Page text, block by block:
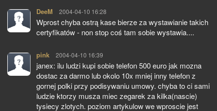
DeeM pisze:
2004-04-10 16:28
Wprost chyba ostrą kase bierze za wystawianie takich
certyfikatów - non stop coś tam sobie wystawia....
pink pisze:
2004-04-10 16:39
janex: ilu ludzi kupi sobie telefon 500 euro jak mozna
dostac za darmo lub okolo 10x mniej inny telefon z
gornej polki przy podisywaniu umowy. chyba to ci sami
ludzie ktorzy musza miec zegarek za kilka(nascie)
tysiecy zlotych. poziom artykulow we wproscie jest